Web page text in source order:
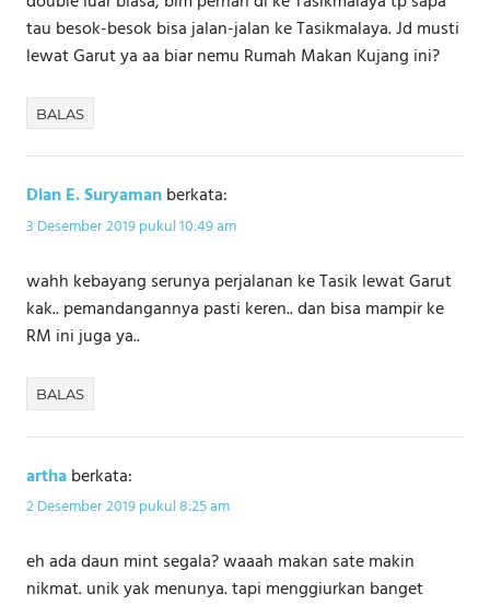
tau besok-besok bisa jalan-jalan ke Tasikmalaya. Jd musti
lewat Garut ya aa biar nemu Rumah Makan Kujang ini?
BALAS
Dian E. Suryamanberkata:
3 Desember 2019 pukul 10:49 am
wahh kebayang serunya perjalanan ke Tasik lewat Garut
kak.. pemandangannya pasti keren.. dan bisa mampir ke
RM ini juga ya..
BALAS
arthaberkata:
2 Desember 2019 pukul 8:25 am
eh ada daun mint segala? waaah makan sate makin
nikmat. unik yak menunya. tapi menggiurkan banget